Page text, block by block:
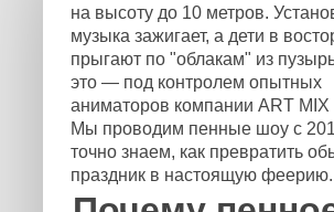
на высоту до 10 метров.
музыка зажигает, а дети в
прыгают по "облакам" из
это — под контролем опытных
аниматоров компании ART MIX
Мы проводим пенные шоу с
точно знаем, как превратить
праздник в настоящую феерию.